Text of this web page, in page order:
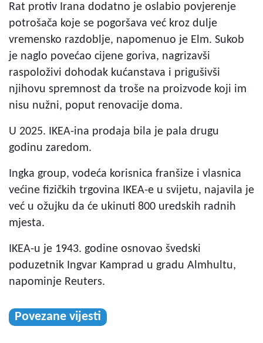
Rat protiv Irana dodatno je oslabio povjerenje
potrošača koje se pogoršava već kroz dulje
vremensko razdoblje, napomenuo je Elm. Sukob
je naglo povećao cijene goriva, nagrizavši
raspoloživi dohodak kućanstava i prigušivši
njihovu spremnost da troše na proizvode koji im
nisu nužni, poput renovacije doma.
U 2025. IKEA-ina prodaja bila je pala drugu
godinu zaredom.
Ingka group, vodeća korisnica franšize i vlasnica
većine fizičkih trgovina IKEA-e u svijetu, najavila je
već u ožujku da će ukinuti 800 uredskih radnih
mjesta.
IKEA-u je 1943. godine osnovao švedski
poduzetnik Ingvar Kamprad u gradu Almhultu,
napominje Reuters.
Povezane vijesti